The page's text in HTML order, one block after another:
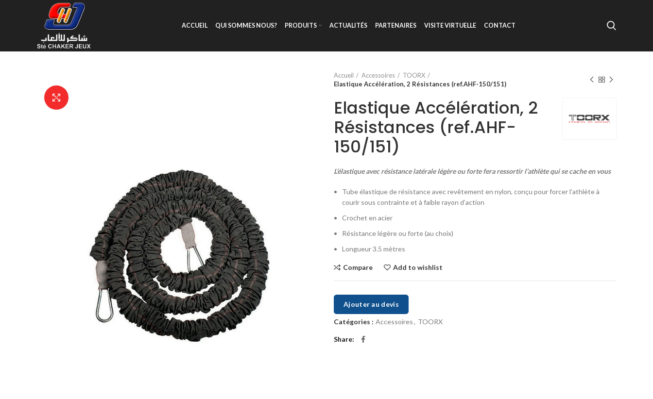
ACCUEIL QUI SOMMES NOUS? PRODUITS ACTUALITÉS PARTENAIRES VISITE VIRTUELLE CONTACT
Accueil Accessoires
TOORX
Elastique Accélération, 2 Résistances (ref.AHF-150/151)
Elastique Accélération, 2
Résistances (ref.AHF-
150/151)
L’élastique avec résistance latérale légère ou forte fera ressortir l’athlète qui se cache en vous
Tube élastique de résistance avec revêtement en nylon, conçu pour forcer l’athlète à
courir sous contrainte et à faible rayon d’action
Crochet en acier
Résistance légère ou forte (au choix)
Longueur 3.5 mètres
Compare Add to wishlist
Ajouter au devis
Catégories : Accessoires, TOORX
Share